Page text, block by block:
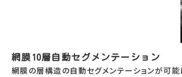
網膜10層自動セグメンテーション
網膜の層構造の自動セグメンテーションが可能